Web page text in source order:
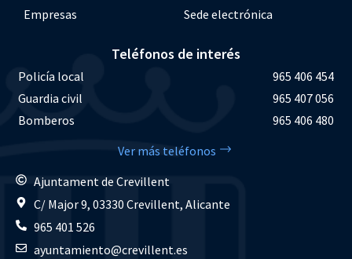
Empresas
Sede electrónica
Teléfonos de interés
Policía local
965 406 454
Guardia civil
965 407 056
Bomberos
965 406 480
Ver más teléfonos
Ajuntament de Crevillent
C/ Major 9, 03330 Crevillent, Alicante
965 401 526
ayuntamiento@crevillent.es